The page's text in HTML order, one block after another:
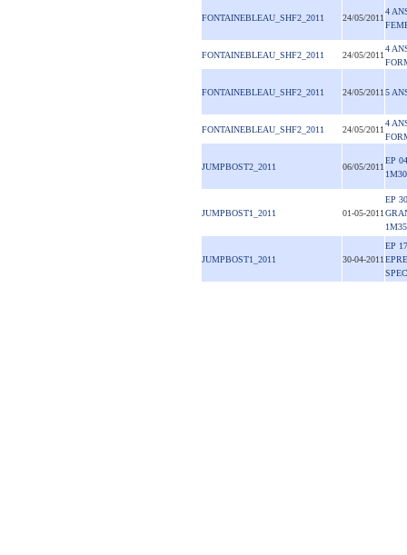
FONTAINEBLEAU_SHF2_2011 24/05/2011
4
FONTAINEBLEAU_SHF2_2011 24/05/2011
4
FONTAINEBLEAU_SHF2_2011 24/05/2011 5
FONTAINEBLEAU_SHF2_2011 24/05/2011
4
JUMPBOST2_2011 06/05/2011
EP
1M30
JUMPBOST1_2011 01-05-2011
EP
1M35
JUMPBOST1_2011 30-04-2011
EP